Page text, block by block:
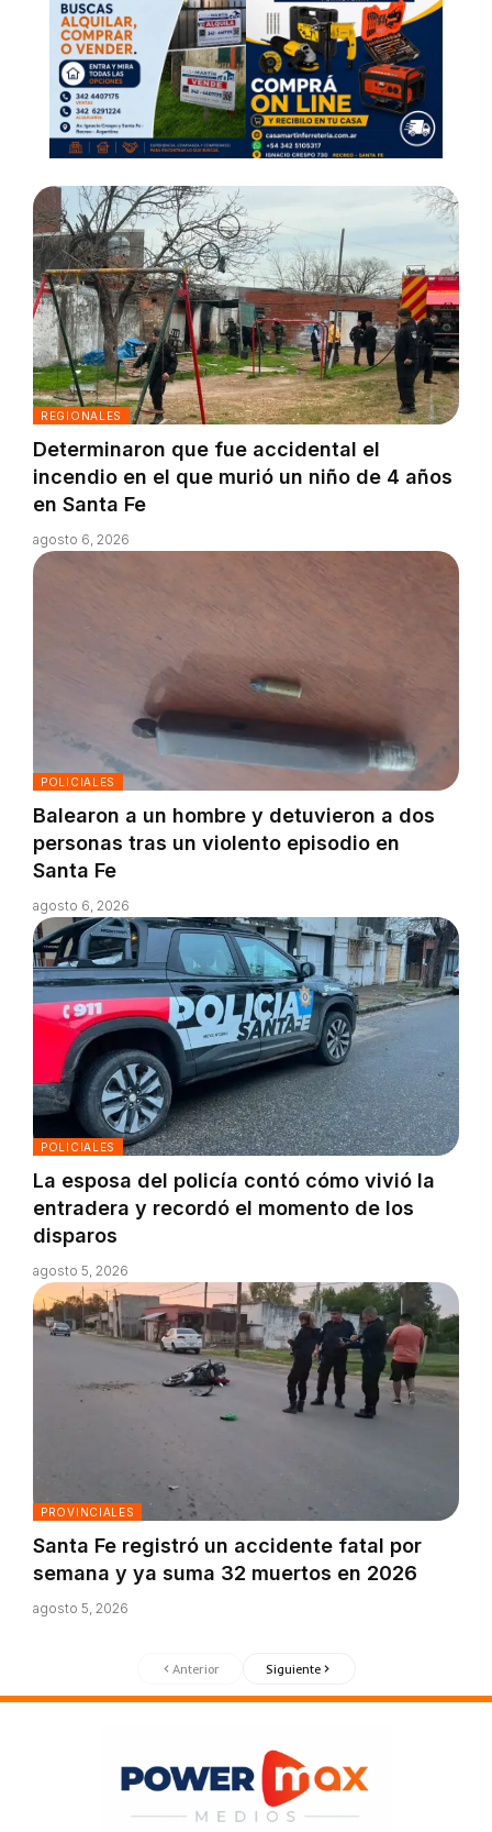
REGIONALES
Determinaron que fue accidental el
incendio en el que murió un niño de 4 años
en Santa Fe
agosto 6, 2026
POLICIALES
Balearon a un hombre y detuvieron a dos
personas tras un violento episodio en
Santa Fe
agosto 6, 2026
POLICIALES
La esposa del policía contó cómo vivió la
entradera y recordó el momento de los
disparos
agosto 5, 2026
PROVINCIALES
Santa Fe registró un accidente fatal por
semana y ya suma 32 muertos en 2026
agosto 5, 2026
Anterior Siguiente